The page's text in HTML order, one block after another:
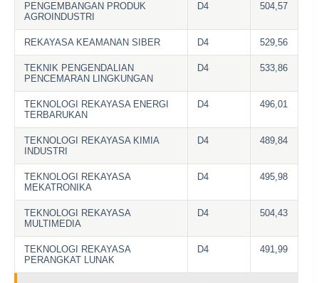
PENGEMBANGAN PRODUK
AGROINDUSTRI
D4 504,57
REKAYASA KEAMANAN SIBER D4 529,56
TEKNIK PENGENDALIAN
PENCEMARAN LINGKUNGAN
D4 533,86
TEKNOLOGI REKAYASA ENERGI
TERBARUKAN
D4 496,01
TEKNOLOGI REKAYASA KIMIA
INDUSTRI
D4 489,84
TEKNOLOGI REKAYASA
MEKATRONIKA
D4 495,98
TEKNOLOGI REKAYASA
MULTIMEDIA
D4 504,43
TEKNOLOGI REKAYASA
PERANGKAT LUNAK
D4 491,99